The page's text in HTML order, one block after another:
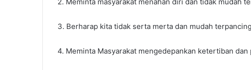
3. Berharap kita tidak serta merta dan mudah
4. Meminta Masyarakat mengedepankan ketertiban dan